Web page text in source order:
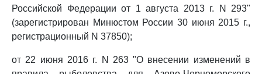
Российской Федерации от 1 августа 2013 г. N 293"
(зарегистрирован Минюстом России 30 июня 2015 г.,
регистрационный N 37850);
от 22 июня 2016 г. N 263 "О внесении изменений в